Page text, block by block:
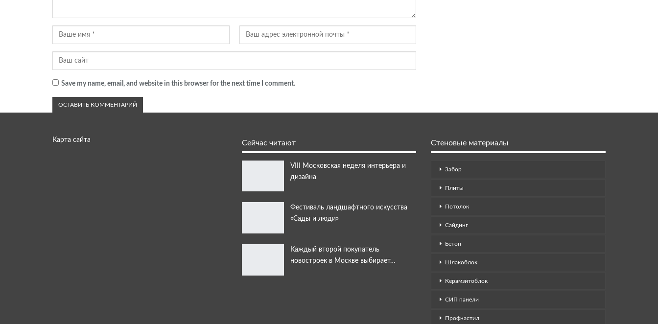
Save my name, email, and website in this browser for the next time I comment.
Карта сайта Сейчас читают
VIII Московская неделя интерьера и
дизайна
Фестиваль ландшафтного искусства
«Сады и люди»
Каждый второй покупатель
новостроек в Москве выбирает…
Стеновые материалы
Забор
Плиты
Потолок
Сайдинг
Бетон
Шлакоблок
Керамзитоблок
СИП панели
Профнастил